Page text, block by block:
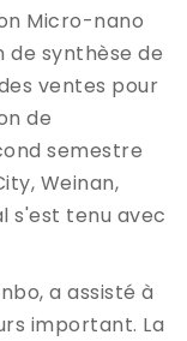
Micro-nano
de synthèse de
ventes pour
de
semestre
Weinan,
s'est tenu avec
a assisté à
important. La